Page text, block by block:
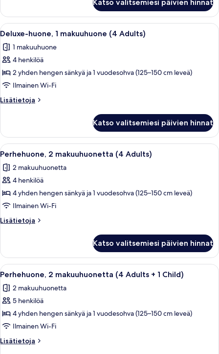
+
Child)
kuvat
1
makuuhuone
(3
+
Katso valitsemiesi päivien hinnat
Avaa
kaikki
huonetyypin
Deluxe-
huone,
1
makuuhuone
(4
kuvat
Moderni hotellihuone, jossa on
21
Deluxe-huone, 1 makuuhuone (4 Adults)
1 makuuhuone
4 henkilöä
2 yhden hengen sänkyä ja 1 vuodesohva (125–150 cm leveä)
Ilmainen Wi-Fi
Lisätietoja
Lisätietoja
1
makuuhuone
(4
Katso valitsemiesi päivien hinnat
Avaa
kaikki
huonetyypin
Perhehuone,
2
makuuhuonetta
(4
Adults)
Moderni olohuone, jossa on
13
Perhehuone, 2 makuuhuonetta (4 Adults)
2 makuuhuonetta
4 henkilöä
4 yhden hengen sänkyä ja 1 vuodesohva (125–150 cm leveä)
Ilmainen Wi-Fi
Lisätietoja
Lisätietoja
makuuhuonetta
(4
Adults)
Katso valitsemiesi päivien hinnat
Avaa
kaikki
huonetyypin
Perhehuone,
2
makuuhuonetta
(4
Adults
Moderni olohuone, jossa on
14
Perhehuone, 2 makuuhuonetta (4 Adults + 1 Child)
2 makuuhuonetta
5 henkilöä
4 yhden hengen sänkyä ja 1 vuodesohva (125–150 cm leveä)
Ilmainen Wi-Fi
Lisätietoja
Lisätietoja